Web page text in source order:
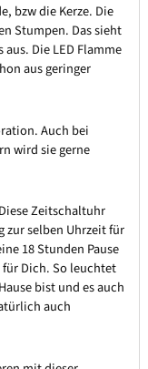
bzw die Kerze. Die
Stumpen. Das sieht
Die LED Flamme
aus geringer
Auch bei
wird sie gerne
Zeitschaltuhr
zur selben Uhrzeit für
18 Stunden Pause
Dich. So leuchtet
bist und es auch
auch